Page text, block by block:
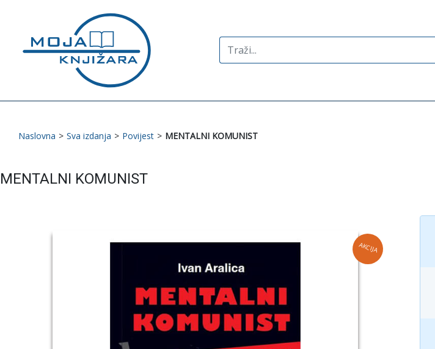
Search
for:
Naslovna > Sva izdanja > Povijest > MENTALNI KOMUNIST
MENTALNI KOMUNIST
AKCIJA